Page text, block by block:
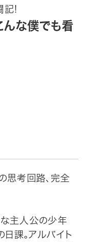
記!
な僕でも看
思考回路、完全
な主人公の少年
日課。アルバイト